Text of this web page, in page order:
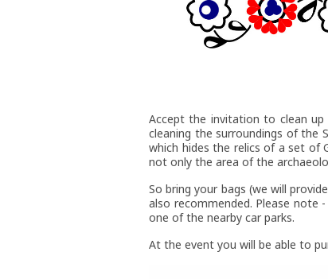
Accept the invitation to clean
cleaning the surroundings of the
which hides the relics of a set of
not only the area of the
So bring your bags (we will
also recommended. Please note
one of the nearby car parks.
At the event you will be able to